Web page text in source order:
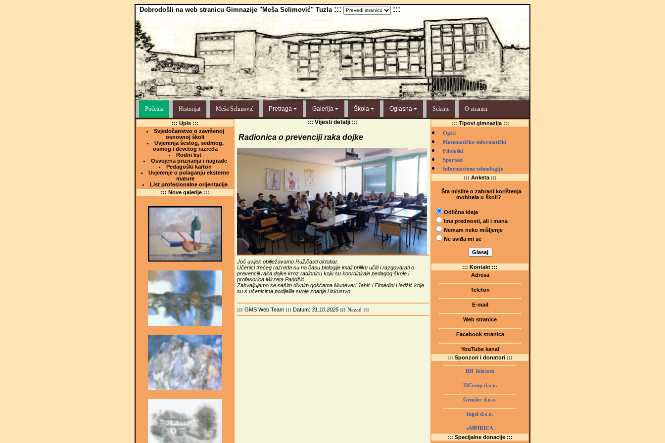
Dobrodošli na web stranicu Gimnazije "Meša Selimović" Tuzla ::: :::
Početna Historijat Meša Selimović Pretraga Galerija Škola Oglasna Sekcije O stranici
::: Upis :::
Svjedočanstvo o završenoj
osnovnoj školi
Uvjerenja šestog, sedmog,
osmog i devetog razreda
Rodni list
Osvojena priznanja i nagrade
Pedagoški karton
Uvjerenje o polaganju eksterne
mature
List profesionalne orijentacije
::: Nove galerije :::
::: Vijesti detalji :::
Radionica o prevenciji raka dojke
Još uvijek obilježavamo Ružičasti oktobar.
Učenici trećeg razreda su na času biologije imali priliku učiti i razgovarati o
prevenciji raka dojke kroz radionicu koju su koordinirale pedagog škole i
profesorica Mirzeta Pandžić.
Zahvaljujemo se našim divnim gošćama Muneveri Jahić i Elmedini Hadžić koje
su s učenicima podijelile svoje znanje i iskustvo.
::: GMS Web Team::: Datum: 31.10.2025::: Nazad :::
::: Tipovi gimnazija :::
Opšti
Matematičko-informatički
Filološki
Sportski
Informacione tehnologije
::: Anketa :::
Šta mislite o zabrani korištenja
mobitela u školi?
Odlična ideja
Ima prednosti, ali i mana
Nemam neko mišljenje
Ne sviđa mi se
::: Kontakt :::
Adresa
(Šetalište I.G. Kovačića 1)
75000 Tuzla, BiH
Telefon
E-mail
Web stranice
www.gmstziam.com.ba
Facebook stranica
YouTube kanal
GMS Tuzla
::: Sponzori i donatori :::
BH Telecom
ZiComp d.o.o.
Genelec d.o.o.
Ingel d.o.o.
eMPIRICA
::: Specijalne donacije :::